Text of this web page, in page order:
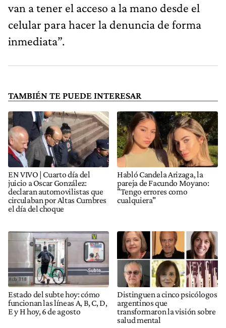
van a tener el acceso a la mano desde el
celular para hacer la denuncia de forma
inmediata”.
TAMBIÉN TE PUEDE INTERESAR
EN VIVO | Cuarto día del
juicio a Oscar González:
declaran automovilistas que
circulaban por Altas Cumbres
el día del choque
Habló Candela Arizaga, la
pareja de Facundo Moyano:
"Tengo errores como
cualquiera"
Estado del subte hoy: cómo
funcionan las líneas A, B, C, D,
E y H hoy, 6 de agosto
Distinguen a cinco psicólogos
argentinos que
transformaron la visión sobre
salud mental